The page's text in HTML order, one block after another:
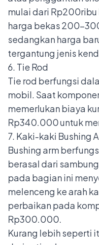
mulai dari Rp200ribu
harga bekas 200-
sedangkan harga
tergantung jenis
6. Tie Rod
Tie rod berfungsi
mobil. Saat
memerlukan biaya
Rp340.000 untuk
7. Kaki-kaki Bushing
Bushing arm
berasal dari
pada bagian ini
melenceng ke arah
perbaikan pada
Rp300.000.
Kurang lebih seperti